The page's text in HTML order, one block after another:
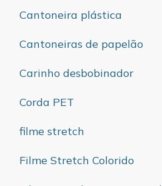
Cantoneira plástica
Cantoneiras de papelão
Carinho desbobinador
Corda PET
filme stretch
Filme Stretch Colorido